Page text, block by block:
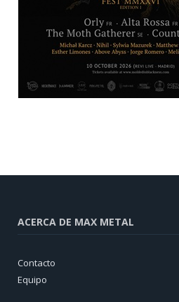
ACERCA DE MAX METAL
Contacto
Equipo